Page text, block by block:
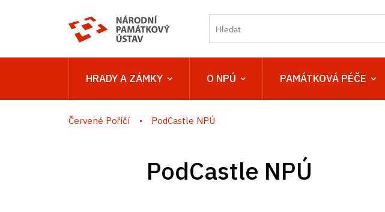
HRADY A ZÁMKY O NPÚ PAMÁTKOVÁ PÉČE
Červené Poříčí PodCastle NPÚ
PodCastle NPÚ